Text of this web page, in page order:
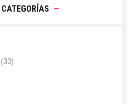
CATEGORÍAS
(33)